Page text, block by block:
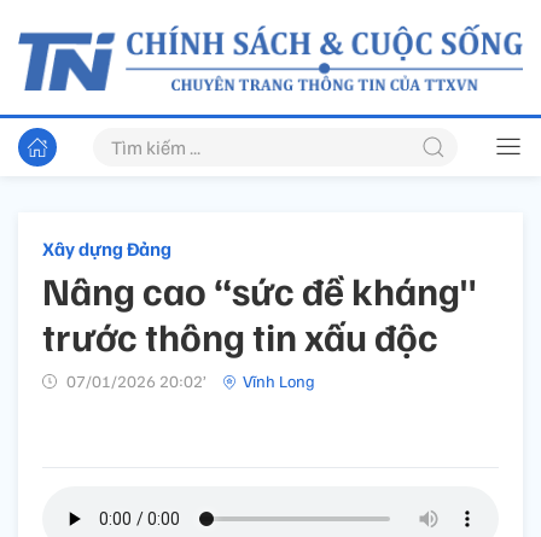
Xây dựng Đảng
Nâng cao “sức đề kháng"
trước thông tin xấu độc
07/01/2026 20:02’ Vĩnh Long